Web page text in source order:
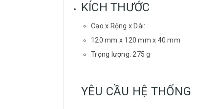
KÍCH THƯỚC
Cao x Rộng x Dài:
120 mm x 120 mm x 40 mm
Trọng lượng: 275 g
YÊU CẦU HỆ THỐNG